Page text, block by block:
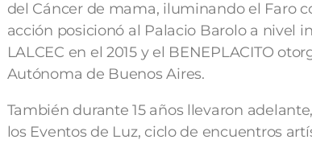
del Cáncer de mama, iluminando el Faro
acción posicionó al Palacio Barolo a nivel
LALCEC en el 2015 y el BENEPLACITO
Autónoma de Buenos Aires.
También durante 15 años llevaron
los Eventos de Luz, ciclo de encuentros